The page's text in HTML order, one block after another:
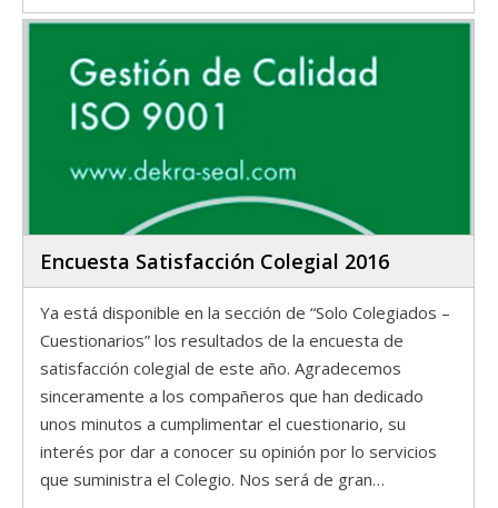
Encuesta Satisfacción Colegial 2016
Ya está disponible en la sección de “Solo Colegiados –
Cuestionarios” los resultados de la encuesta de
satisfacción colegial de este año. Agradecemos
sinceramente a los compañeros que han dedicado
unos minutos a cumplimentar el cuestionario, su
interés por dar a conocer su opinión por lo servicios
que suministra el Colegio. Nos será de gran…